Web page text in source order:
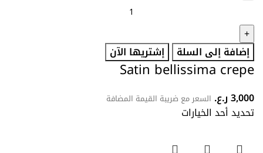
إضافة إلى السلة إشتريها الآن
Satin bellissima crepe
3,000ر.ع. السعر مع ضريبة القيمة المضافة
تحديد أحد الخيارات